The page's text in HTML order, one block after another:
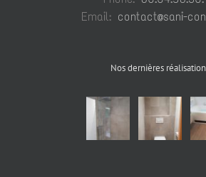
Email: contact@sani-
Nos dernières